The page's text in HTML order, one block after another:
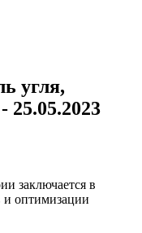
угля,
25.05.2023
заключается в
и оптимизации